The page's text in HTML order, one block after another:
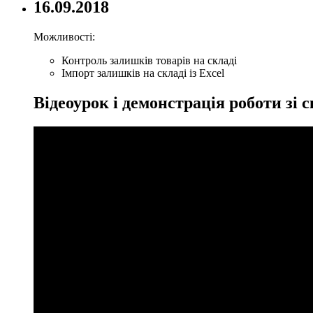
16.09.2018
Можливості:
Контроль залишків товарів на складі
Імпорт залишків на складі із Excel
Відеоурок і демонстрація роботи зі